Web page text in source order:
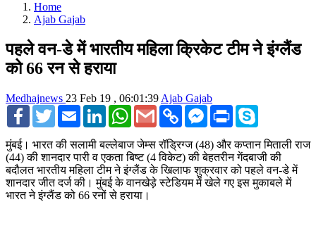
Home
Ajab Gajab
पहले वन-डे में भारतीय महिला क्रिकेट टीम ने इंग्लैंड
को 66 रन से हराया
Medhajnews 23 Feb 19 , 06:01:39 Ajab Gajab
Facebook
TwitterEmail LinkedInWhatsApp
Gmail Copy
Link
Facebook
Messenger
Print
मुंबई। भारत की सलामी बल्लेबाज जेम्स रॉड्रिग्ज (48) और कप्तान मिताली राज
(44) की शानदार पारी व एकता बिष्ट (4 विकेट) की बेहतरीन गेंदबाजी की
बदौलत भारतीय महिला टीम ने इंग्लैंड के खिलाफ शुक्रवार को पहले वन-डे में
शानदार जीत दर्ज की। मुंबई के वानखेड़े स्टेडियम में खेले गए इस मुकाबले में
भारत ने इंग्लैंड को 66 रनों से हराया।